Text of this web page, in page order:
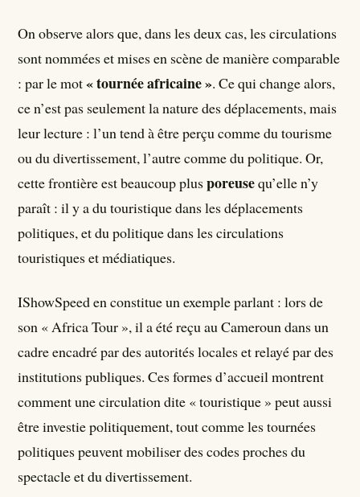
On observe alors que, dans les deux cas, les circulations
sont nommées et mises en scène de manière comparable
: par le mot« tournée africaine ». Ce qui change alors,
ce n’est pas seulement la nature des déplacements, mais
leur lecture : l’un tend à être perçu comme du tourisme
ou du divertissement, l’autre comme du politique. Or,
cette frontière est beaucoup plusporeusequ’elle n’y
paraît : il y a du touristique dans les déplacements
politiques, et du politique dans les circulations
touristiques et médiatiques.
IShowSpeed en constitue un exemple parlant : lors de
son « Africa Tour », il a été reçu au Cameroun dans un
cadre encadré par des autorités locales et relayé par des
institutions publiques. Ces formes d’accueil montrent
comment une circulation dite « touristique » peut aussi
être investie politiquement, tout comme les tournées
politiques peuvent mobiliser des codes proches du
spectacle et du divertissement.